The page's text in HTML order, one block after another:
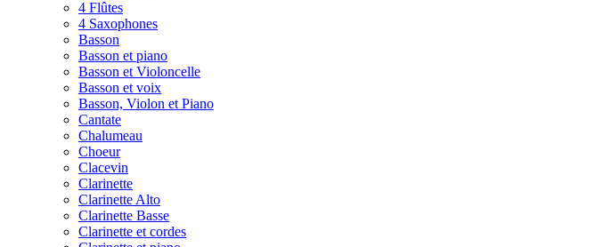
4 Flûtes
4 Saxophones
Basson
Basson et piano
Basson et Violoncelle
Basson et voix
Basson, Violon et Piano
Cantate
Chalumeau
Choeur
Clacevin
Clarinette
Clarinette Alto
Clarinette Basse
Clarinette et cordes